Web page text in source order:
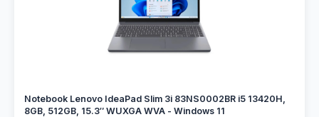
Notebook Lenovo IdeaPad Slim 3i 83NS0002BR i5 13420H,
8GB, 512GB, 15.3″ WUXGA WVA - Windows 11